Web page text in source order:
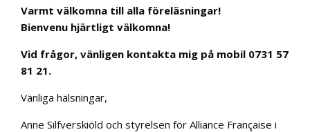
Varmt välkomna till alla föreläsningar!
Bienvenu hjärtligt välkomna!
Vid frågor, vänligen kontakta mig på mobil 0731 57
81 21.
Vänliga hälsningar,
Anne Silfverskiöld och styrelsen för Alliance Française i